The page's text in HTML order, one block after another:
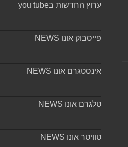
ערוץ החדשות בyou tube
פייסבוק אונו NEWS
אינסטגרם אונו NEWS
טלגרם אונו NEWS
טוויטר אונו NEWS